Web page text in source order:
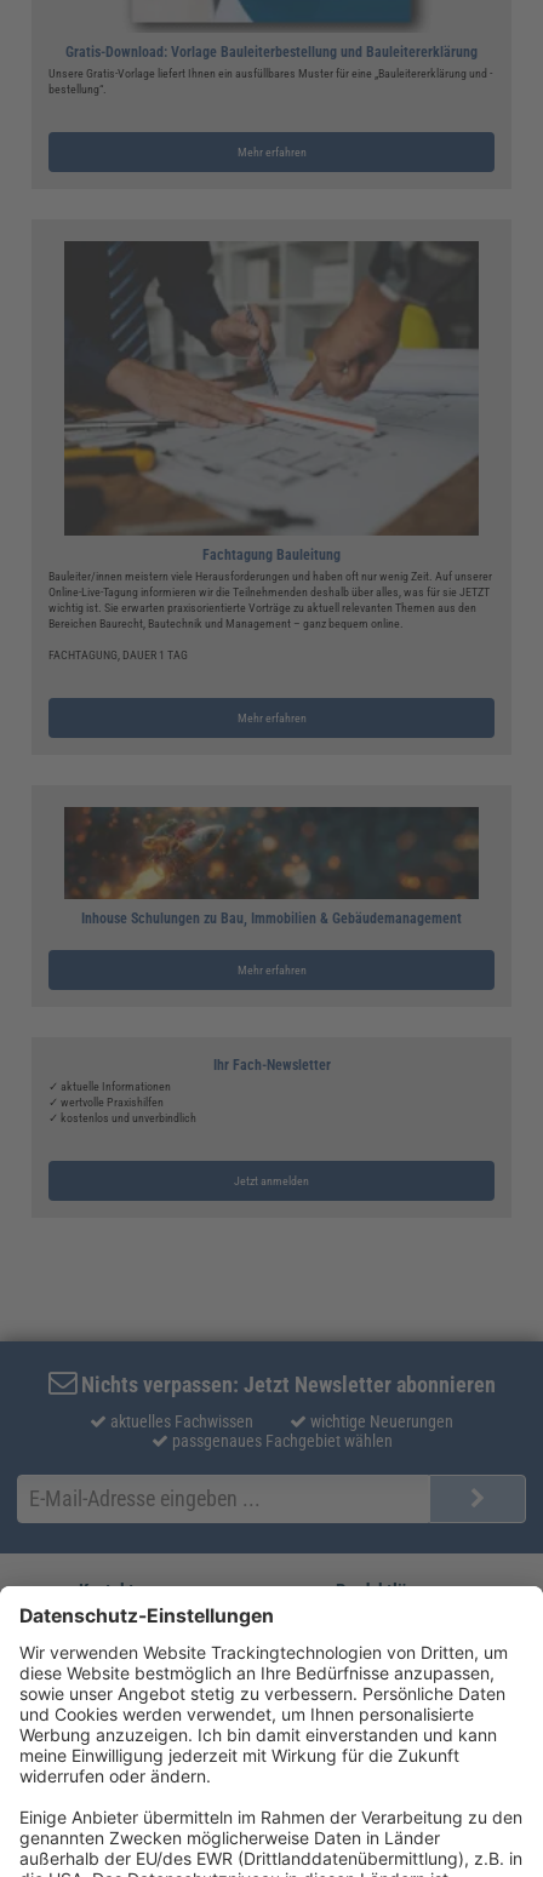
Gratis-Download: Vorlage Bauleiterbestellung und Bauleitererklärung
Unsere Gratis-Vorlage liefert Ihnen ein ausfüllbares Muster für eine „Bauleitererklärung und -
bestellung“.
Mehr erfahren
Fachtagung Bauleitung
Bauleiter/innen meistern viele Herausforderungen und haben oft nur wenig Zeit. Auf unserer
Online-Live-Tagung informieren wir die Teilnehmenden deshalb über alles, was für sie JETZT
wichtig ist. Sie erwarten praxisorientierte Vorträge zu aktuell relevanten Themen aus den
Bereichen Baurecht, Bautechnik und Management – ganz bequem online.
FACHTAGUNG, DAUER 1 TAG
Mehr erfahren
Inhouse Schulungen zu Bau, Immobilien & Gebäudemanagement
Mehr erfahren
Ihr Fach-Newsletter
✓ aktuelle Informationen
✓ wertvolle Praxishilfen
✓ kostenlos und unverbindlich
Jetzt anmelden
Nichts verpassen: Jetzt Newsletter abonnieren
aktuelles Fachwissen
wichtige Neuerungen
passgenaues Fachgebiet wählen
Kontakt
Sie erreichen uns unter:
(08233) 38 11 23
service@forum-verlag.com
Mo-Do 07:30 - 17:00 Uhr
Fr 07:30 - 15:00 Uhr
Produktlösungen
AKADEMIE HERKERT
Unsere Marken
Folgen Sie uns